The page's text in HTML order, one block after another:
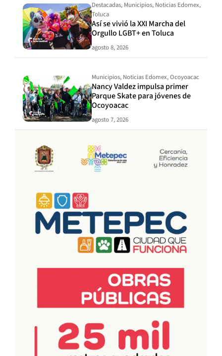
Destacadas, Municipios, Noticias Edomex,
Toluca
Así se vivió la XXI Marcha del
Orgullo LGBT+ en Toluca
agosto 8, 2026
Municipios, Noticias Edomex,Ocoyoacac
Nancy Valdez impulsa primer
Parque Skate para jóvenes de
Ocoyoacac
agosto 7, 2026